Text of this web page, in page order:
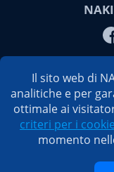
Il sito web di
analitiche e per
ottimale ai
criteri per i cookie
momento